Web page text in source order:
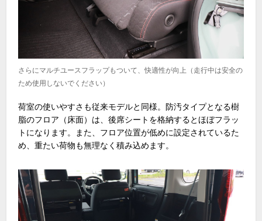
さらにマルチユースフラップもついて、快適性が向上（走行中は安全の
ため使用しないでください）
荷室の使いやすさも従来モデルと同様。防汚タイプとなる樹
脂のフロア（床面）は、後席シートを格納するとほぼフラッ
トになります。また、フロア位置が低めに設定されているた
め、重たい荷物も無理なく積み込めます。